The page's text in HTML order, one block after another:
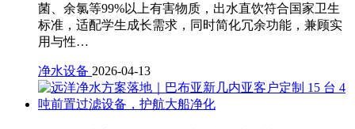
菌、余氯等99%以上有害物质，出水直饮符合国家卫生
标准，适配学生成长需求，同时简化冗余功能，兼顾实
用与性…
净水设备 2026-04-13